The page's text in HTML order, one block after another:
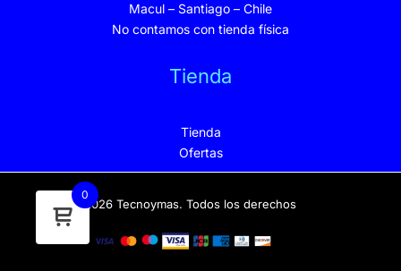
Macul – Santiago – Chile
No contamos con tienda física
Tienda
Tienda
Ofertas
© 2026 Tecnoymas. Todos los derechos
0